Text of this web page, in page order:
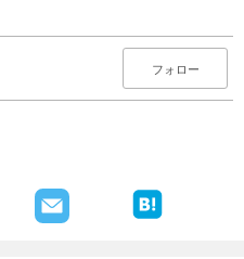
フォロー